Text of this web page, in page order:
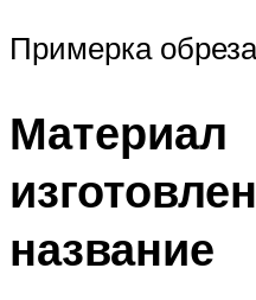
Примерка
Материал
название